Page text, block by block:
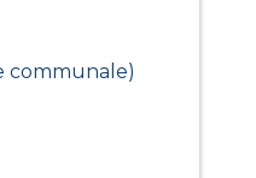
communale)